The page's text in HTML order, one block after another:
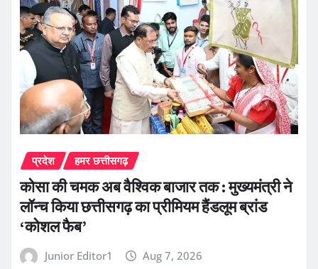
प्रदेश हमर छत्तीसगढ़
कोसा की चमक अब वैश्विक बाजार तक : मुख्यमंत्री ने
लॉन्च किया छत्तीसगढ़ का प्रीमियम हैंडलूम ब्रांड
‘कोशल फैब’
Junior Editor1 Aug 7, 2026